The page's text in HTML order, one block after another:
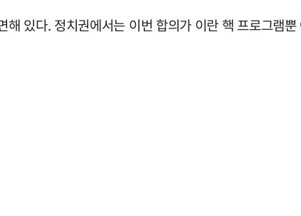
있다. 정치권에서는 이번 합의가 이란 핵 프로그램